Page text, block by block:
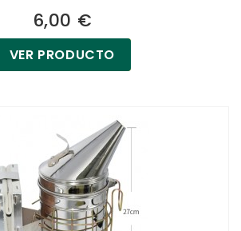
6,00 €
VER PRODUCTO